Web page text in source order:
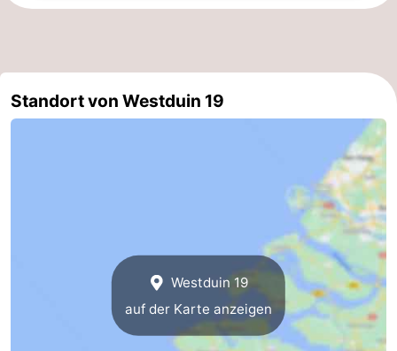
Walcherse
bos
Dishoek
-
Middelburg
Zeeuws-
Standort von Westduin 19
Westduin 19
auf der Karte anzeigen